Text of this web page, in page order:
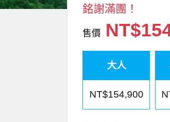
銘謝滿團！
售價
大人
NT$154,900